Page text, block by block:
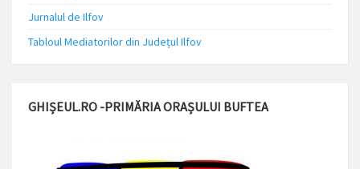
Jurnalul de Ilfov
Tabloul Mediatorilor din Județul Ilfov
GHIȘEUL.RO -PRIMĂRIA ORAȘULUI BUFTEA